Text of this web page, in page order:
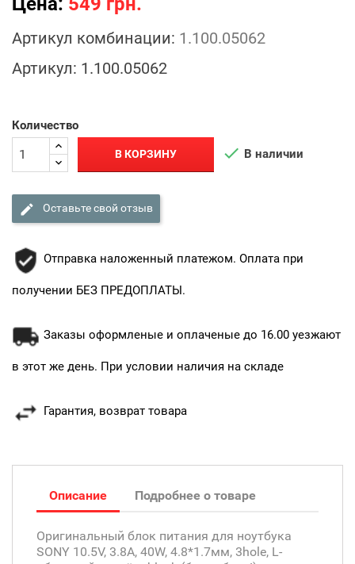
Артикул комбинации: 1.100.05062
Артикул: 1.100.05062
Количество
В КОРЗИНУ  В наличии
Оставьте свой отзыв
Отправка наложенный платежом. Оплата при
получении БЕЗ ПРЕДОПЛАТЫ.
Заказы оформленые и оплаченые до 16.00 уезжают
в этот же день. При условии наличия на складе
Гарантия, возврат товара
Описание Подробнее о товаре
Оригинальный блок питания для ноутбука
SONY 10.5V, 3.8A, 40W, 4.8*1.7мм, 3hole, L-